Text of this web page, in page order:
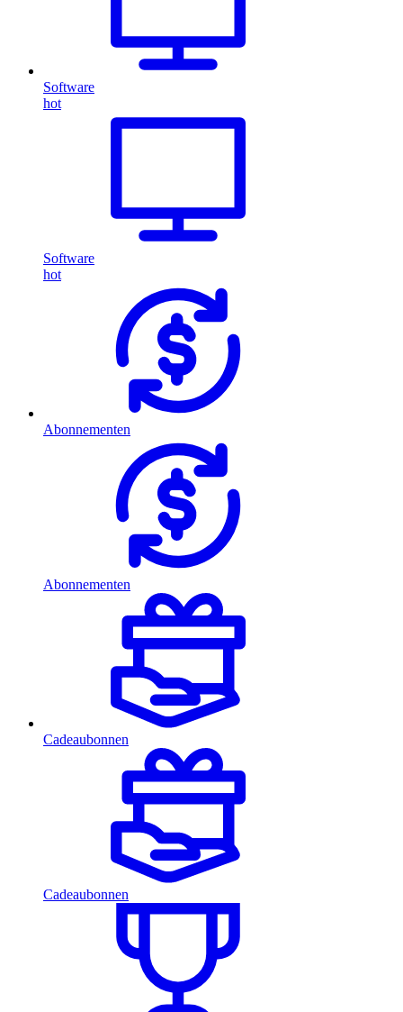
Software
hot
Software
hot
Abonnementen
Abonnementen
Cadeaubonnen
Cadeaubonnen